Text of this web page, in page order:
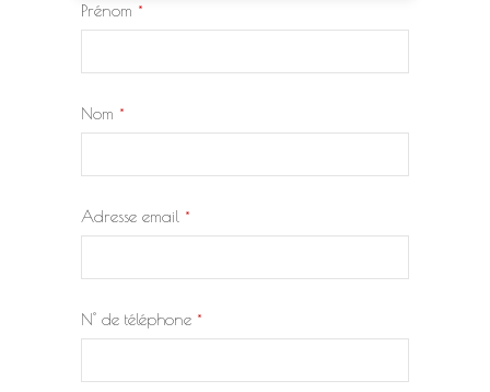
Prénom *
Nom *
Adresse email *
N° de téléphone *